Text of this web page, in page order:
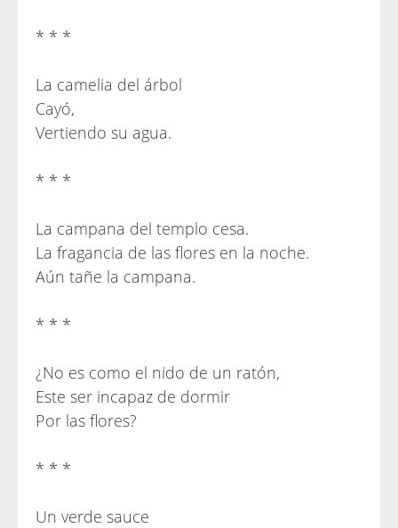
* * *
La camelia del árbol
Cayó,
Vertiendo su agua.
* * *
La campana del templo cesa.
La fragancia de las flores en la noche.
Aún tañe la campana.
* * *
¿No es como el nido de un ratón,
Este ser incapaz de dormir
Por las flores?
* * *
Un verde sauce